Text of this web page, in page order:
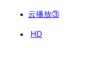
云播放③
HD